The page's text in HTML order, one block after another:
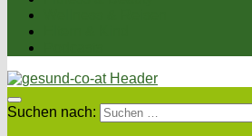
Suchen nach: